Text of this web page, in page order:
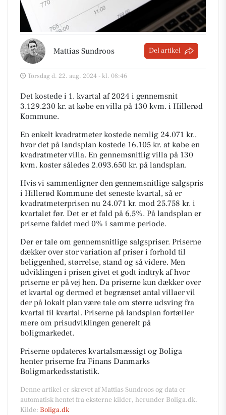
Mattias Sundroos Del artikel
Torsdag d. 22. aug. 2024 - kl. 08:46
Det kostede i 1. kvartal af 2024 i gennemsnit
3.129.230 kr. at købe en villa på 130 kvm. i Hillerød
Kommune.
En enkelt kvadratmeter kostede nemlig 24.071 kr.,
hvor det på landsplan kostede 16.105 kr. at købe en
kvadratmeter villa. En gennemsnitlig villa på 130
kvm. koster således 2.093.650 kr. på landsplan.
Hvis vi sammenligner den gennemsnitlige salgspris
i Hillerød Kommune det seneste kvartal, så er
kvadratmeterprisen nu 24.071 kr. mod 25.758 kr. i
kvartalet før. Det er et fald på 6,5%. På landsplan er
priserne faldet med 0% i samme periode.
Der er tale om gennemsnitlige salgspriser. Priserne
dækker over stor variation af priser i forhold til
beliggenhed, størrelse, stand og så videre. Men
udviklingen i prisen givet et godt indtryk af hvor
priserne er på vej hen. Da priserne kun dækker over
et kvartal og dermed et begrænset antal villaer vil
der på lokalt plan være tale om større udsving fra
kvartal til kvartal. Priserne på landsplan fortæller
mere om prisudviklingen generelt på
boligmarkedet.
Priserne opdateres kvartalsmæssigt og Boliga
henter priserne fra Finans Danmarks
Boligmarkedsstatistik.
Denne artikel er skrevet af Mattias Sundroos og data er
automatisk hentet fra eksterne kilder, herunder Boliga.dk.
Kilde: Boliga.dk